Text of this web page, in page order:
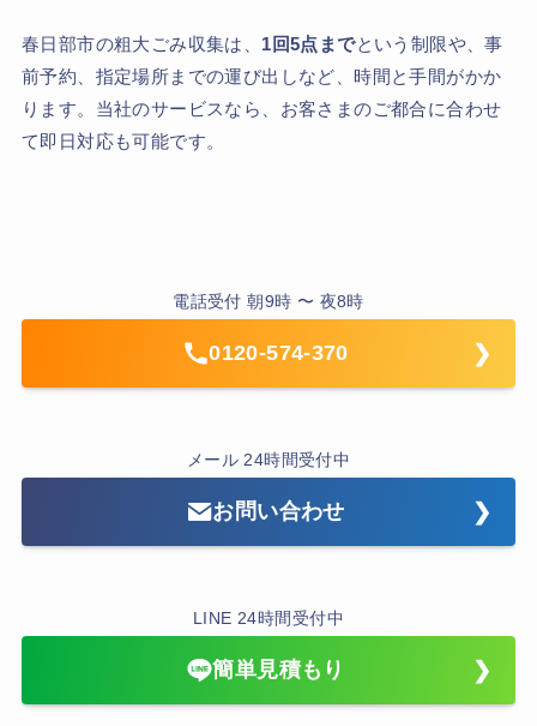
春日部市の粗大ごみ収集は、 1回5点までという制限や、事
前予約、指定場所までの運び出しなど、時間と手間がかか
ります。当社のサービスなら、お客さまのご都合に合わせ
て即日対応も可能です。
電話受付 朝9時 〜 夜8時
0120-574-370
メール 24時間受付中
お問い合わせ
LINE 24時間受付中
簡単見積もり